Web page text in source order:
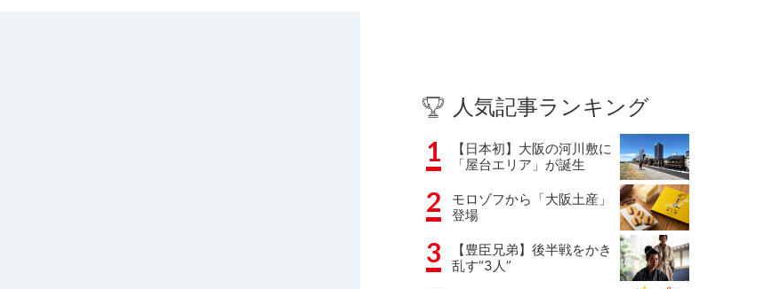
人気記事ランキング
1
【日本初】大阪の河川敷に
「屋台エリア」が誕生
2
モロゾフから「大阪土産」
登場
3
【豊臣兄弟】後半戦をかき
乱す“3人”